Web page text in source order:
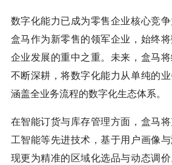
数字化能力已成为零售企业核心竞争
盒马作为新零售的领军企业，始终
企业发展的重中之重。未来，盒马
不断深耕，将数字化能力从单纯的
涵盖全业务流程的数字化生态体系。
在智能订货与库存管理方面，盒马
工智能等先进技术，基于用户画像
现更为精准的区域化选品与动态调